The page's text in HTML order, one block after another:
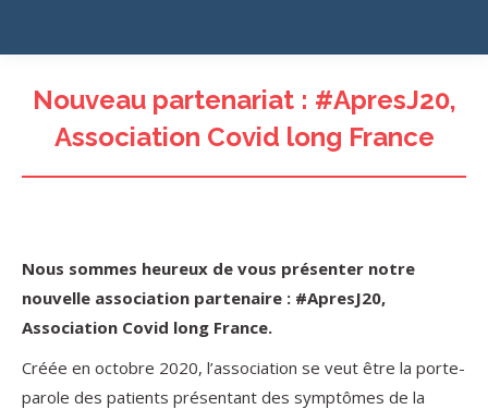
Nouveau partenariat : #ApresJ20,
Association Covid long France
Nous sommes heureux de vous présenter notre
nouvelle association partenaire : #ApresJ20,
Association Covid long France.
Créée en octobre 2020, l’association se veut être la porte-
parole des patients présentant des symptômes de la